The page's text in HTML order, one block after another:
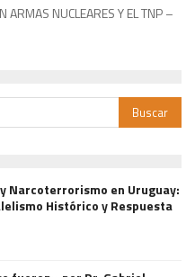
ARMAS NUCLEARES Y EL TNP –
Narcoterrorismo en Uruguay:
Histórico y Respuesta